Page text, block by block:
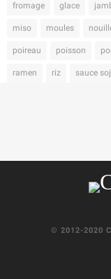
fromage glace
miso moules
poireau poisson
ramen riz sauce
© 2012-2020